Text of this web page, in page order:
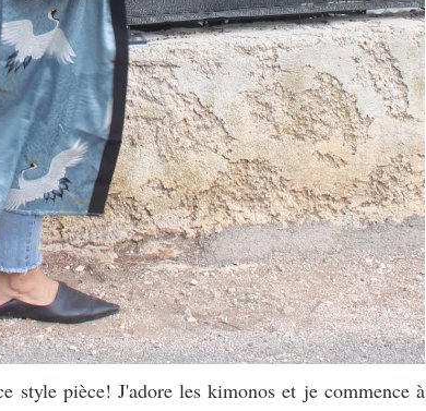
style pièce! J'adore les kimonos et je commence à